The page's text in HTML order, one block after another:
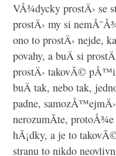
VÅ¾dycky prostÄ› se
prostÄ› my si
ono to prostÄ› nejde,
povahy, a buÄ si
prostÄ› takovÃ©
buÄ tak, nebo tak,
padne,
nerozumÃ­te,
hÃ¡dky, a je to
stranu to nikdo